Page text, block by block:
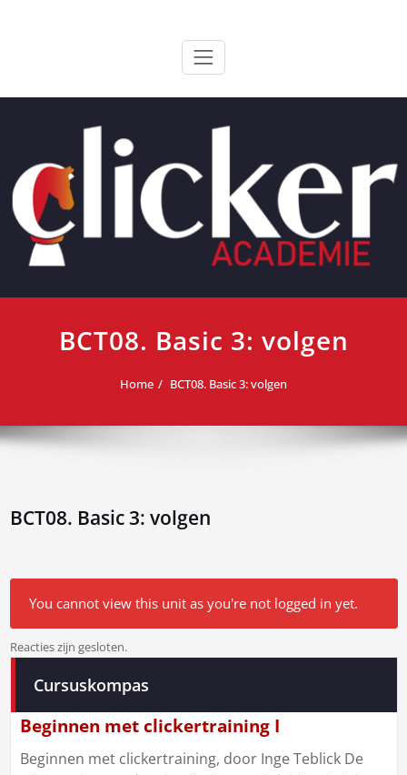
ClickerAcademie
BCT08. Basic 3: volgen
Home BCT08. Basic 3: volgen
BCT08. Basic 3: volgen
You cannot view this unit as you're not logged in yet.
Bericht
navigatie
Reacties zijn gesloten.
Cursuskompas
Beginnen met clickertraining I
Beginnen met clickertraining, door Inge Teblick De